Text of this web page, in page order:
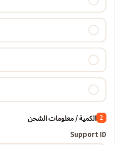
2 الكمية / معلومات الشحن
Support ID